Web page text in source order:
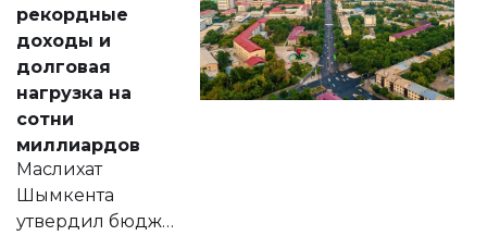
рекордные
доходы и
долговая
нагрузка на
сотни
миллиардов
Маслихат
Шымкента
утвердил бюджет